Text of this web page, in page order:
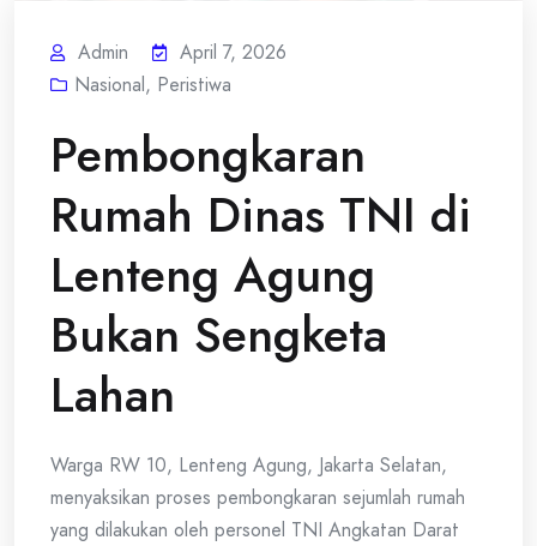
Admin
April 7, 2026
Nasional, Peristiwa
Pembongkaran
Rumah Dinas TNI di
Lenteng Agung
Bukan Sengketa
Lahan
Warga RW 10, Lenteng Agung, Jakarta Selatan,
menyaksikan proses pembongkaran sejumlah rumah
yang dilakukan oleh personel TNI Angkatan Darat